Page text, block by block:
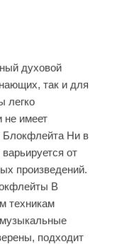
духовой
так и для
легко
не имеет
Блокфлейта Ни в
от
произведений.
В
техникам
подходит